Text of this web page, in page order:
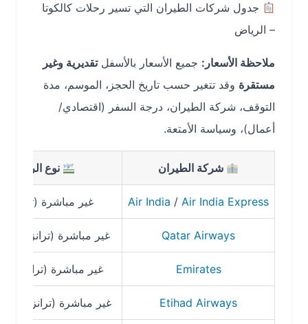
جدول شركات الطيران التي تسير رحلات كالكوتا
– الرياض
ملاحظة الأسعار:جميع الأسعار بالأسفلتقديرية وغير
مستقرةوقد تتغير حسب تاريخ الحجز، الموسم، مدة
التوقف، شركة الطيران، درجة السفر (اقتصادي/
أعمال)، وسياسة الأمتعة.
شركة الطيران نوع الرحلة
Air India /Air India Express غير مباشرة (ترانزيت)
Qatar Airways غير مباشرة (ترانزيتالدوحة
Emirates غير مباشرة (ترانزيت
Etihad Airways غير مباشرة (ترانزيتأبوظبي